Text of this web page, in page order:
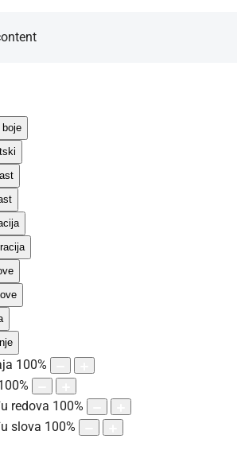
boje
100%
%
redova 100%
slova 100%